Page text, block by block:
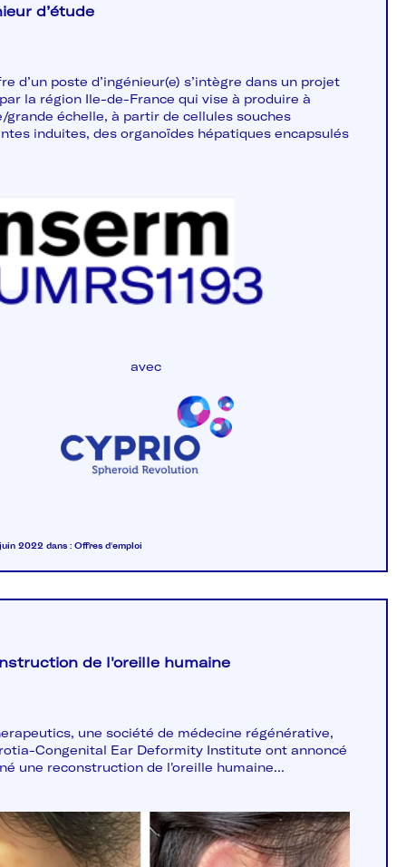
d’étude
d’un poste d’ingénieur(e) s’intègre dans un projet
la région Ile-de-France qui vise à produire à
grande échelle, à partir de cellules souches
induites, des organoïdes hépatiques encapsulés
avec
2022 dans : Offres d'emploi
de l'oreille humaine
une société de médecine régénérative,
Congenital Ear Deformity Institute ont annoncé
une reconstruction de l'oreille humaine...